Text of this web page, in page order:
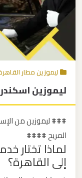
اتصل بنا
EN
ليموزين مطار
ليموزين
### ليموزين من
المريح ####
لماذا تختار
إلى القاهرة؟
برج
العرب
القاهرة
مكاتب
ليموزين
الاسكندرية
مطار
القاهرة
ليموزين